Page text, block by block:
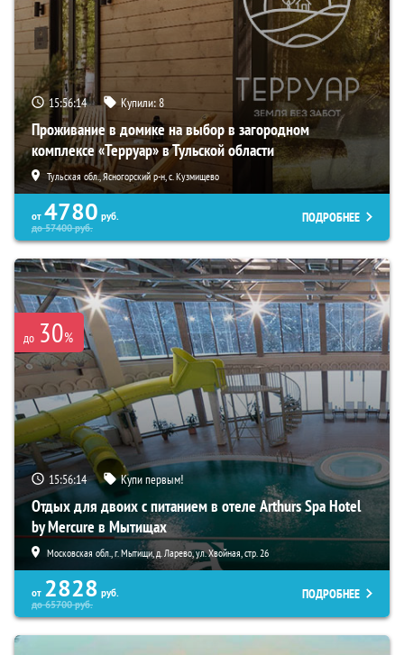
15:56:13 Купили:8
Проживание в домике на выбор в загородном
комплексе «Терруар» в Тульской области
Тульская обл., Ясногорский р-н, с. Кузмищево
от 4780 руб.
до57400руб.
ПОДРОБНЕЕ
до 30%
15:56:13 Купи первым!
Отдых для двоих с питанием в отеле Arthurs Spa Hotel
by Mercure в Мытищах
Московская обл., г. Мытищи, д. Ларево, ул. Хвойная, стр. 26
от 2828 руб.
до65700руб.
ПОДРОБНЕЕ